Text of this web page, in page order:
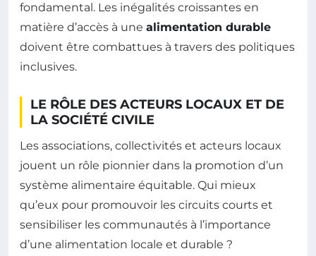
fondamental. Les inégalités croissantes en
matière d’accès à une alimentation durable
doivent être combattues à travers des politiques
inclusives.
LE RÔLE DES ACTEURS LOCAUX ET DE
LA SOCIÉTÉ CIVILE
Les associations, collectivités et acteurs locaux
jouent un rôle pionnier dans la promotion d’un
système alimentaire équitable. Qui mieux
qu’eux pour promouvoir les circuits courts et
sensibiliser les communautés à l’importance
d’une alimentation locale et durable ?